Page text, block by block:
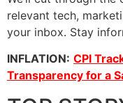
relevant tech,
your inbox. Stay
INFLATION: CPI
Transparency for a